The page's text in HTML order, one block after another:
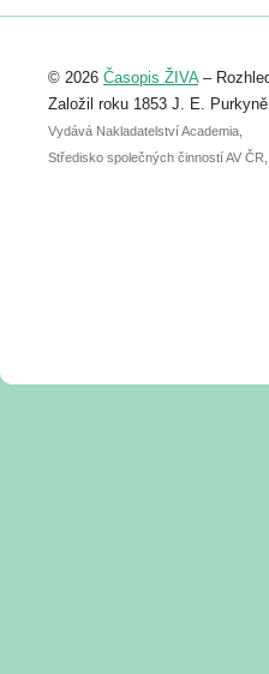
Registrovat se můžete do 6.
abstraktu přihlášené
posteru je už 30. června.
© 2026 Časopis ŽIVA–
Založil roku 1853 J. E.
Vydává Nakladatelství Academia,
Středisko společných činností AV